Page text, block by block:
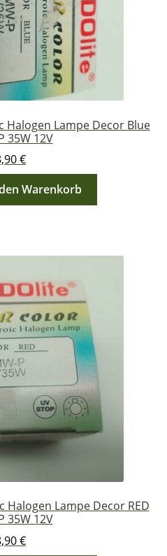
Halogen Lampe Decor Blue
35W 12V
€
Warenkorb
Halogen Lampe Decor RED
35W 12V
€